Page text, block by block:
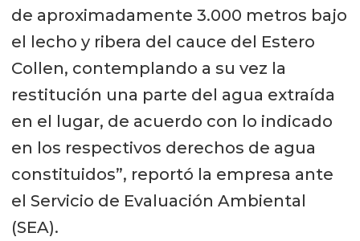
de aproximadamente 3.000 metros bajo
el lecho y ribera del cauce del Estero
Collen, contemplando a su vez la
restitución una parte del agua extraída
en el lugar, de acuerdo con lo indicado
en los respectivos derechos de agua
constituidos”, reportó la empresa ante
el Servicio de Evaluación Ambiental
(SEA).